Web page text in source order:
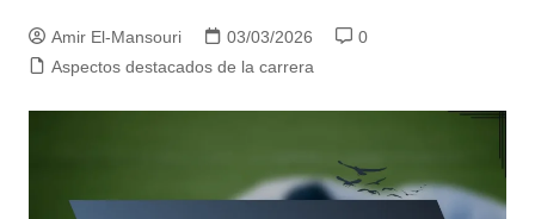
Amir El-Mansouri 03/03/2026
0
Aspectos destacados de la carrera